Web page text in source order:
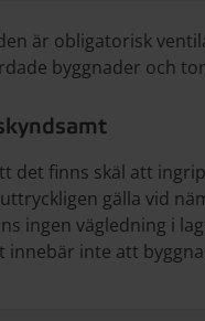
är obligatorisk
byggnader och
det finns skäl att
gälla vid
ingen vägledning i
innebär inte att